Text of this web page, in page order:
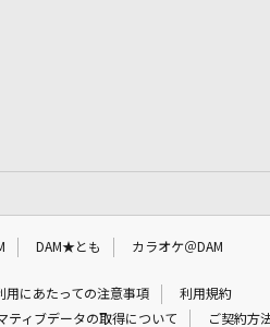
DAM★とも カラオケ＠DAM
用にあたっての注意事項
利用規約
ティブデータの取得について ご契約方